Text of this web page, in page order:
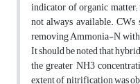
indicator of organic
not always available. CWs
removing Ammonia-N,
It should be noted that
the greater NH3